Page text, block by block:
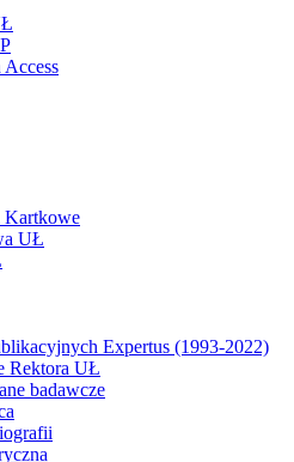
Access
Kartkowe
UŁ
Expertus (1993-2022)
Rektora UŁ
badawcze